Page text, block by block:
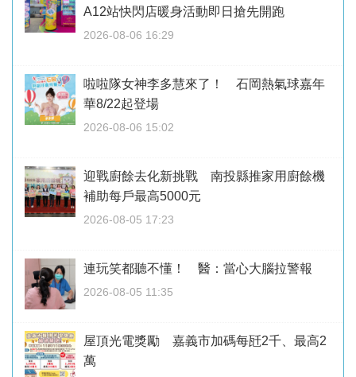
A12站快閃店暖身活動即日搶先開跑
2026-08-06 16:29
啦啦隊女神李多慧來了！ 石岡熱氣球嘉年
華8/22起登場
2026-08-06 15:02
迎戰廚餘去化新挑戰 南投縣推家用廚餘機
補助每戶最高5000元
2026-08-05 17:23
連玩笑都聽不懂！ 醫：當心大腦拉警報
2026-08-05 11:35
屋頂光電獎勵 嘉義市加碼每瓩2千、最高2
萬